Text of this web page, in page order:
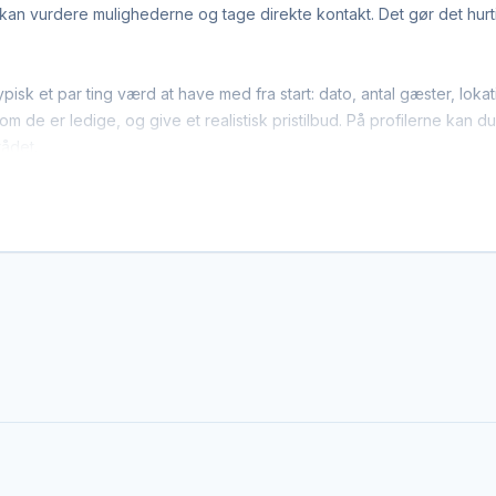
vurdere mulighederne og tage direkte kontakt. Det gør det
et par ting værd at have med fra start: dato, antal gæster,
de er ledige, og give et realistisk pristilbud. På profilerne kan
diverse sport-leverandører arbejder bredt i regionen. Det